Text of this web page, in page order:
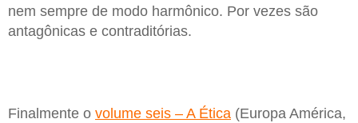
nem sempre de modo harmônico. Por vezes são
antagônicas e contraditórias.
Finalmente o volume seis – A Ética (Europa América,